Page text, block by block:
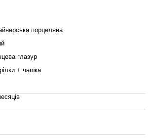
порцеляна
глазур
+ чашка